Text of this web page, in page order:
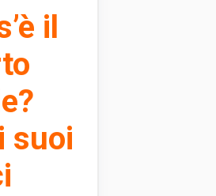
il
suoi